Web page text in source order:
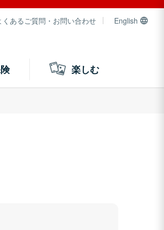
くあるご質問・お問い合わせ English
楽しむ